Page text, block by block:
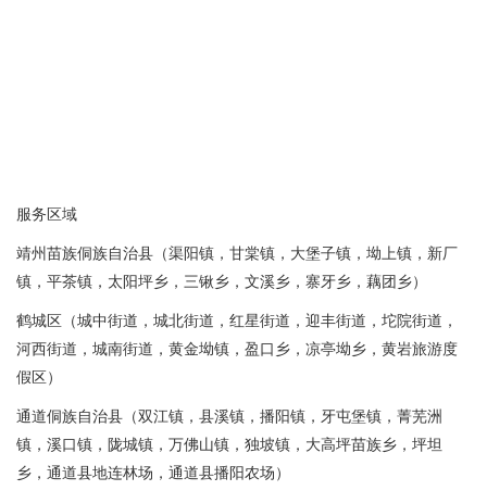
服务区域
靖州苗族侗族自治县（渠阳镇，甘棠镇，大堡子镇，坳上镇，新厂
镇，平茶镇，太阳坪乡，三锹乡，文溪乡，寨牙乡，藕团乡）
鹤城区（城中街道，城北街道，红星街道，迎丰街道，坨院街道，
河西街道，城南街道，黄金坳镇，盈口乡，凉亭坳乡，黄岩旅游度
假区）
通道侗族自治县（双江镇，县溪镇，播阳镇，牙屯堡镇，菁芜洲
镇，溪口镇，陇城镇，万佛山镇，独坡镇，大高坪苗族乡，坪坦
乡，通道县地连林场，通道县播阳农场）